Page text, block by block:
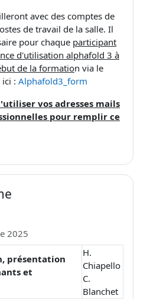
avec des comptes de
de travail de la salle. Il
pour chaque participant
d'utilisation alphafold 3 à
de la formation via le
: Alphafold3_form
vos adresses mails
pour remplir ce
2025
présentation
et
H.
Chiapello
C.
Blanchet